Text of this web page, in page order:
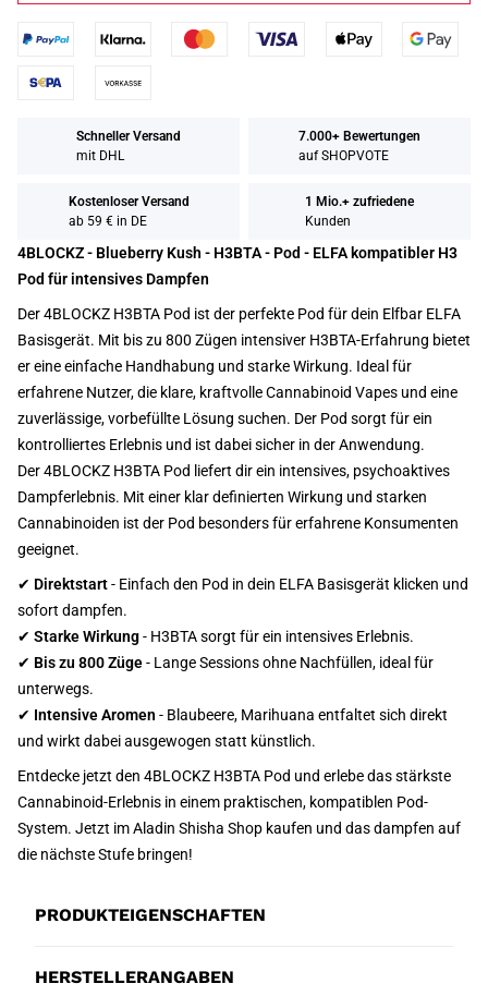
Schneller Versand
mit DHL
7.000+ Bewertungen
auf SHOPVOTE
Kostenloser Versand
ab 59 € in DE
1 Mio.+ zufriedene
Kunden
4BLOCKZ - Blueberry Kush - H3BTA - Pod - ELFA kompatibler H3
Pod für intensives Dampfen
Der 4BLOCKZ H3BTA Pod ist der perfekte Pod für dein Elfbar ELFA
Basisgerät. Mit bis zu 800 Zügen intensiver H3BTA-Erfahrung bietet
er eine einfache Handhabung und starke Wirkung. Ideal für
erfahrene Nutzer, die klare, kraftvolle Cannabinoid Vapes und eine
zuverlässige, vorbefüllte Lösung suchen. Der Pod sorgt für ein
kontrolliertes Erlebnis und ist dabei sicher in der Anwendung.
Der 4BLOCKZ H3BTA Pod liefert dir ein intensives, psychoaktives
Dampferlebnis. Mit einer klar definierten Wirkung und starken
Cannabinoiden ist der Pod besonders für erfahrene Konsumenten
geeignet.
✔ Direktstart- Einfach den Pod in dein ELFA Basisgerät klicken und
sofort dampfen.
✔ Starke Wirkung- H3BTA sorgt für ein intensives Erlebnis.
✔ Bis zu 800 Züge- Lange Sessions ohne Nachfüllen, ideal für
unterwegs.
✔ Intensive Aromen - Blaubeere, Marihuana entfaltet sich direkt
und wirkt dabei ausgewogen statt künstlich.
Entdecke jetzt den 4BLOCKZ H3BTA Pod und erlebe das stärkste
Cannabinoid-Erlebnis in einem praktischen, kompatiblen Pod-
System. Jetzt im Aladin Shisha Shop kaufen und das dampfen auf
die nächste Stufe bringen!
PRODUKTEIGENSCHAFTEN
HERSTELLERANGABEN